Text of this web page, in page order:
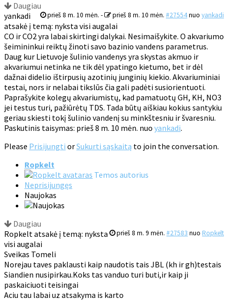
Daugiau
prieš 8 m. 10 mėn. - prieš 8 m. 10 mėn. #27554nuo yankadi
yankadi
atsakė į temą: nyksta visi augalai
CO ir CO2 yra labai skirtingi dalykai. Nesimaišykite. O akvariumo
šeimininkui reiktų žinoti savo bazinio vandens parametrus.
Daug kur Lietuvoje šulinio vandenys yra skystas akmuo ir
akvariumui netinka ne tik dėl ypatingo kietumo, bet ir dėl
dažnai didelio ištirpusių azotinių junginių kiekio. Akvariuminiai
testai, nors ir nelabai tikslūs čia gali padėti susiorientuoti.
Paprašykite kolegų akvariumistų, kad pamatuotų GH, KH, NO3
jei testus turi, pažiūrėtų TDS. Tada būtų aiškiau kokius santykiu
geriau skiesti tokį šulinio vandenį su minkštesniu ir švaresniu.
Paskutinis taisymas: prieš 8 m. 10 mėn. nuo yankadi.
Please Prisijungti orSukurti sąskaitą to join the conversation.
Ropkelt
Temos autorius
Neprisijungęs
Naujokas
Daugiau
prieš 8 m. 9 mėn. #27583 nuo Ropkelt
Ropkelt atsakė į temą: nyksta
visi augalai
Sveikas Tomeli
Norejau taves paklausti kaip naudotis tais JBL (kh ir gh)testais
Siandien nusipirkau.Koks tas vanduo turi buti,ir kaip ji
paskaiciuoti teisingai
Aciu tau labai uz atsakyma is karto